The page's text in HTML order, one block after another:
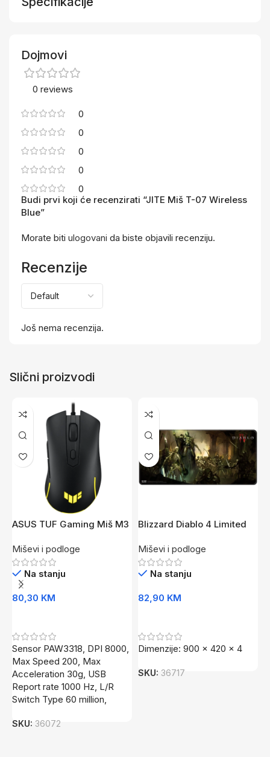
Dojmovi
0 reviews
0
0
0
0
0
Recenzije
Još nema recenzija.
Budi prvi koji će recenzirati “JITE Miš T-07 Wireless
Blue”
Morate biti ulogovani da biste objavili recenziju.
Slični proizvodi
ASUS TUF Gaming Miš M3
Miševi i podloge
Na stanju
80,30 KM
Sensor PAW3318, DPI 8000,
Max Speed 200, Max
Acceleration 30g, USB
Report rate 1000 Hz, L/R
Switch Type 60 million,
SKU: 36072
Blizzard Diablo 4 Limited
Miševi i podloge
Na stanju
82,90 KM
Dimenzije: 900 x 420 x 4
SKU: 36717